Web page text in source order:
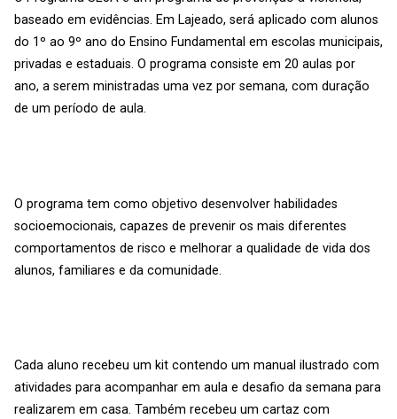
baseado em evidências. Em Lajeado, será aplicado com alunos
do 1º ao 9º ano do Ensino Fundamental em escolas municipais,
privadas e estaduais. O programa consiste em 20 aulas por
ano, a serem ministradas uma vez por semana, com duração
de um período de aula.
O programa tem como objetivo desenvolver habilidades
socioemocionais, capazes de prevenir os mais diferentes
comportamentos de risco e melhorar a qualidade de vida dos
alunos, familiares e da comunidade.
Cada aluno recebeu um kit contendo um manual ilustrado com
atividades para acompanhar em aula e desafio da semana para
realizarem em casa. Também recebeu um cartaz com